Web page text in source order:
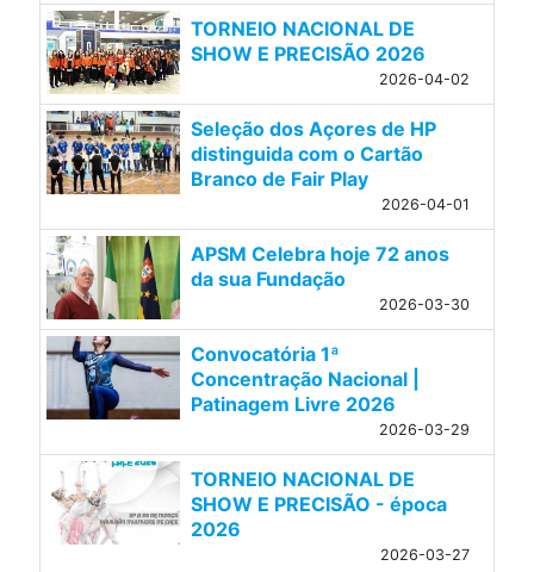
TORNEIO NACIONAL DE
SHOW E PRECISÃO 2026
2026-04-02
Seleção dos Açores de HP
distinguida com o Cartão
Branco de Fair Play
2026-04-01
APSM Celebra hoje 72 anos
da sua Fundação
2026-03-30
Convocatória 1ª
Concentração Nacional |
Patinagem Livre 2026
2026-03-29
TORNEIO NACIONAL DE
SHOW E PRECISÃO - época
2026
2026-03-27